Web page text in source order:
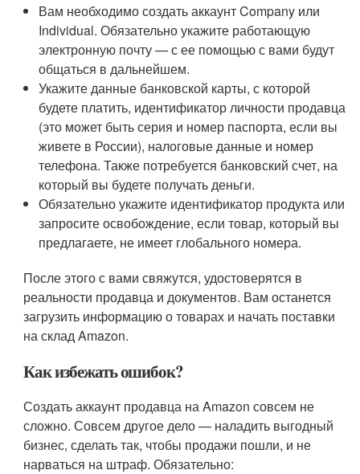
Вам необходимо создать аккаунт Company или
Individual. Обязательно укажите работающую
электронную почту — с ее помощью с вами будут
общаться в дальнейшем.
Укажите данные банковской карты, с которой
будете платить, идентификатор личности продавца
(это может быть серия и номер паспорта, если вы
живете в России), налоговые данные и номер
телефона. Также потребуется банковский счет, на
который вы будете получать деньги.
Обязательно укажите идентификатор продукта или
запросите освобождение, если товар, который вы
предлагаете, не имеет глобального номера.
После этого с вами свяжутся, удостоверятся в
реальности продавца и документов. Вам останется
загрузить информацию о товарах и начать поставки
на склад Amazon.
Как избежать ошибок?
Создать аккаунт продавца на Amazon совсем не
сложно. Совсем другое дело — наладить выгодный
бизнес, сделать так, чтобы продажи пошли, и не
нарваться на штраф. Обязательно: